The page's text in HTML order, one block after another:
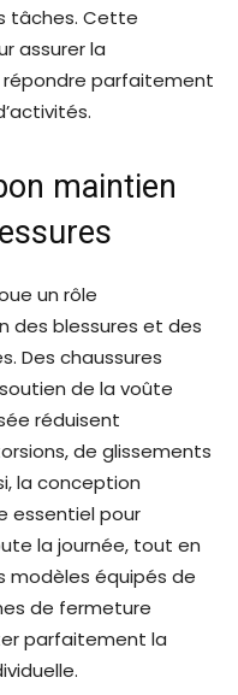
tâches. Cette
assurer la
parfaitement
maintien
un rôle
des blessures et des
Des chaussures
de la voûte
réduisent
de glissements
la conception
essentiel pour
la journée, tout en
modèles équipés de
de fermeture
parfaitement la